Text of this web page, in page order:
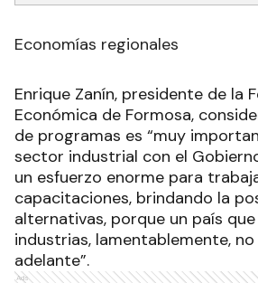
Economías regionales
Enrique Zanín, presidente de la
Económica de Formosa,
de programas es “muy
sector industrial con el
un esfuerzo enorme para
capacitaciones, brindando la
alternativas, porque un país
industrias, lamentablemente,
adelante”.
Ads